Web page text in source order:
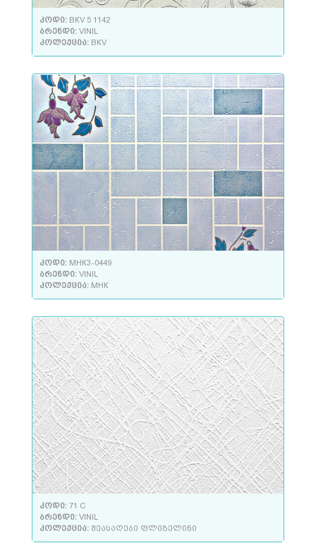
კოდი: ВКV 5 1142
ბრენდი: VINIL
კოლექცია: ВКV
კოდი: МНК3-0449
ბრენდი: VINIL
კოლექცია: МНК
კოდი: 71 C
ბრენდი: VINIL
კოლექცია: შეასაღები ფლიზელინი